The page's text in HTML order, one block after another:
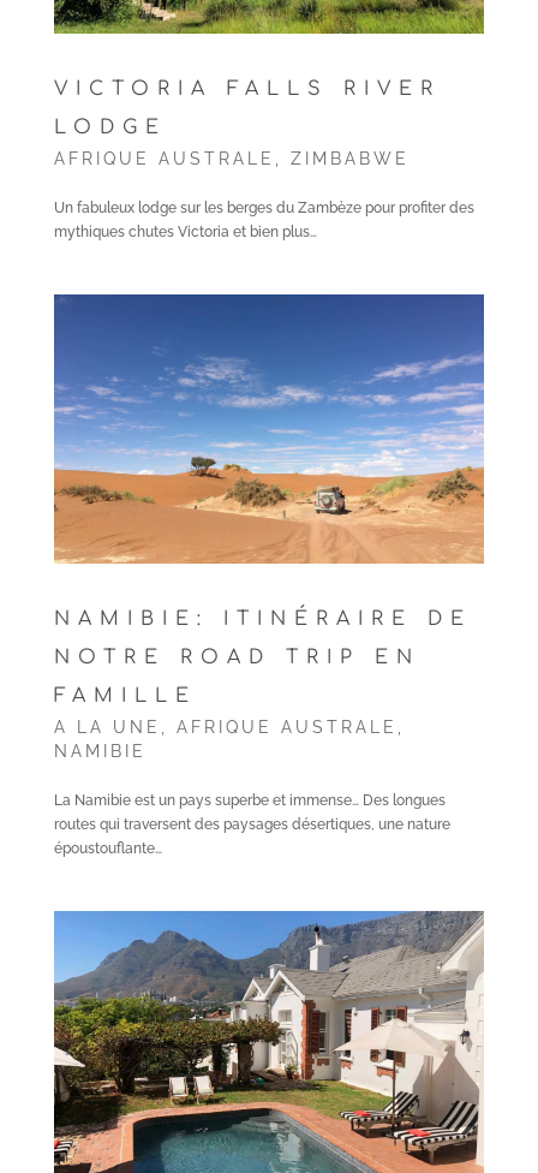
VICTORIA FALLS RIVER
LODGE
AFRIQUE AUSTRALE ZIMBABWE
Un fabuleux lodge sur les berges du Zambèze pour profiter des
mythiques chutes Victoria et bien plus…
NAMIBIE: ITINÉRAIRE DE
NOTRE ROAD TRIP EN
FAMILLE
A LA UNE AFRIQUE AUSTRALE
NAMIBIE
La Namibie est un pays superbe et immense… Des longues
routes qui traversent des paysages désertiques, une nature
époustouflante…